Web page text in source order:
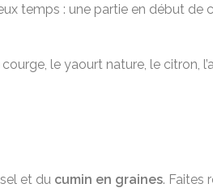
temps : une partie en début de
le yaourt nature, le citron,
et du cumin en graines. Faites